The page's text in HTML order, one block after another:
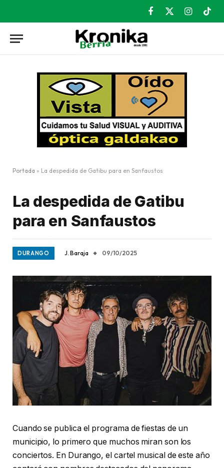
Facebook
X
Instagram
Portada » La despedida de Gatibu para en Sanfaustos
La despedida de Gatibu
para en Sanfaustos
DURANGO J. Baraja 09/10/2025
Cuando se publica el programa de fiestas de un
municipio, lo primero que muchos miran son los
conciertos. En Durango, el cartel musical de este año